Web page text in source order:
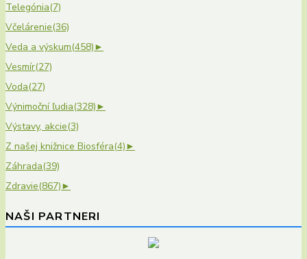
Telegónia(7)
Včelárenie(36)
Veda a výskum(458)►
Vesmír(27)
Voda(27)
Výnimoční ľudia(328)►
Výstavy, akcie(3)
Z našej knižnice Biosféra(4)►
Záhrada(39)
Zdravie(867)►
NAŠI PARTNERI